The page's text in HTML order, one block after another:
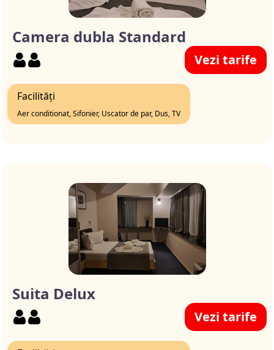
Camera dubla Standard
Vezi tarife
Facilități
Aer conditionat, Sifonier, Uscator de par, Dus, TV
Suita Delux
Vezi tarife